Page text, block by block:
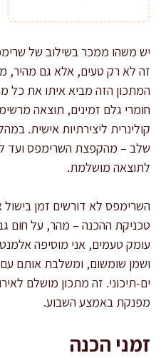
יש משהו ממכר בשילוב של
זה לא רק טעים, אלא גם מהיר,
המתכון הזה מביא איתו את כל
חומרי גלם זמינים, תוצאה
קולינרית ליצירתיות אישית.
שלב – מהקפצת השרימפס ועד
לתוצאה מושלמת.
השרימפס לא דורשים זמן בישול
טכניקת ההכנה – מהר, על חום
עומק טעמים, אני מוסיפה
ושמן שומשום, ומשלבת אותם
ים-תיכוני. זה מתכון מושלם
מפנקת באמצע השבוע.
זמני הכנה